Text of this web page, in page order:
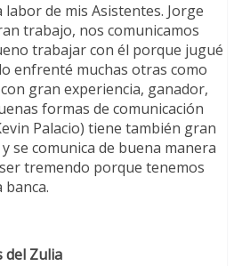
labor de mis Asistentes. Jorge
trabajo, nos comunicamos
trabajar con él porque jugué
enfrenté muchas otras como
gran experiencia, ganador,
formas de comunicación
Palacio) tiene también gran
se comunica de buena manera
tremendo porque tenemos
banca.
del Zulia